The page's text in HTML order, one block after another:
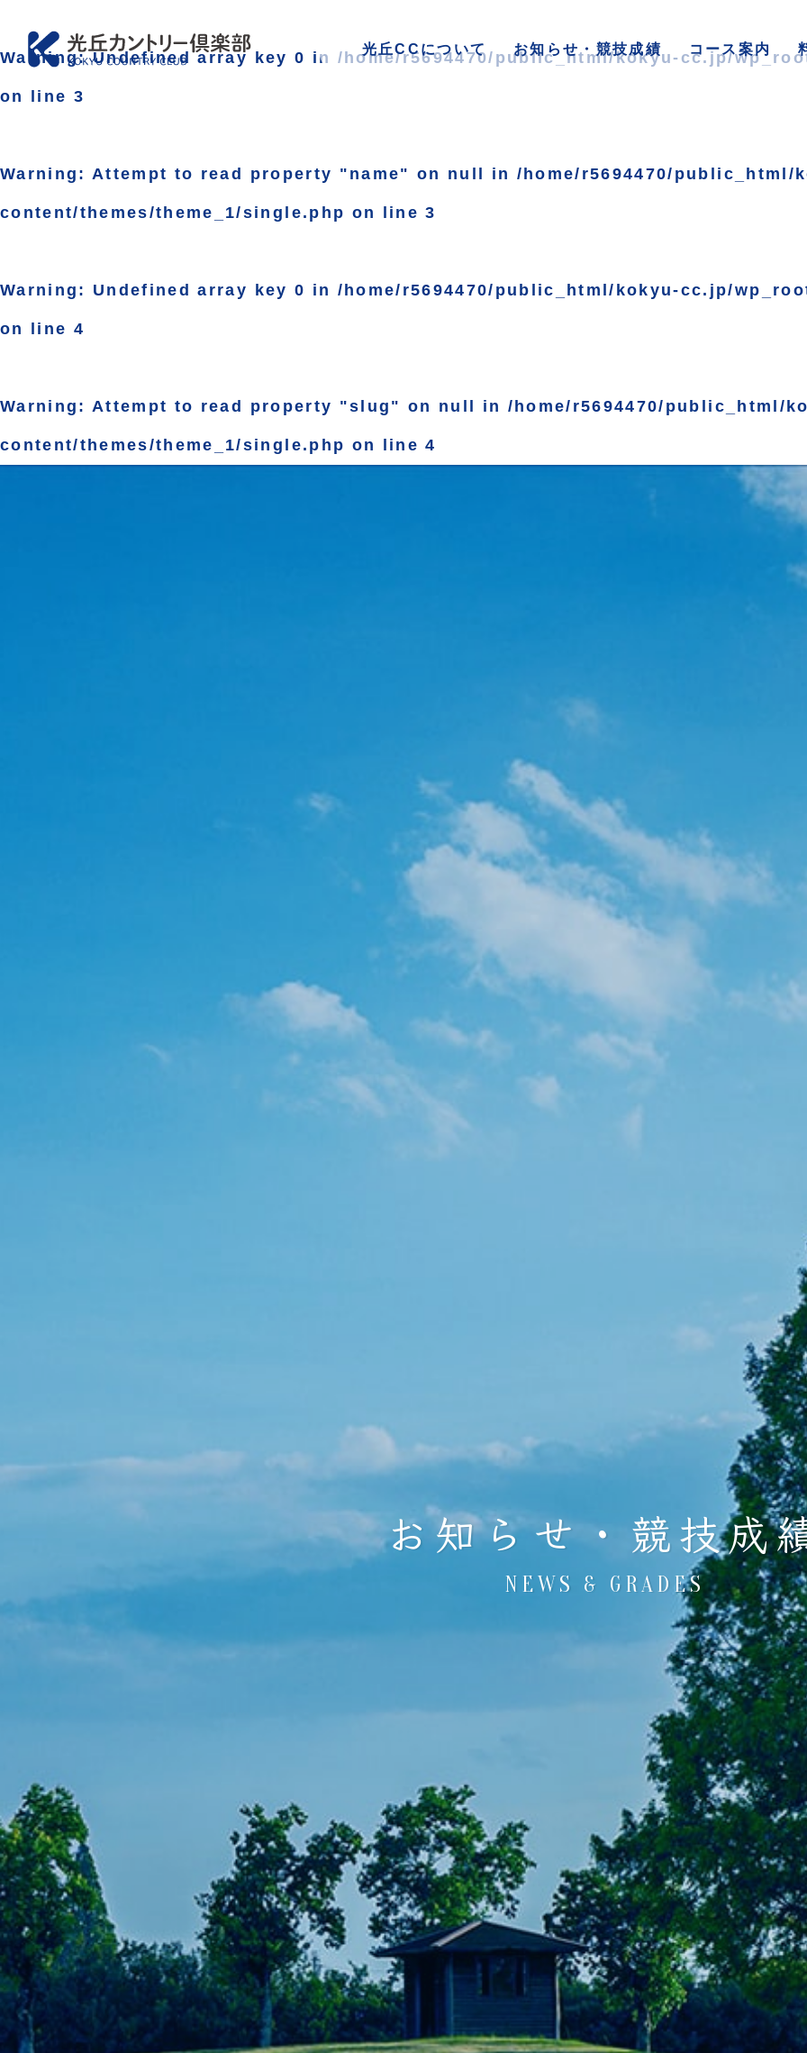
Warning: Undefined array key 0 in /home/r5694470/public_html/kokyu-cc.jp/
on line 3
Warning : Attempt to read property "name" on null in /home/r5694470/
content/themes/theme_1/single.php on line3
Warning : Undefined array key 0 in /home/r5694470/public_html/kokyu-cc.jp/
on line 4
Warning : Attempt to read property "slug" on null in /home/r5694470/public_html/
content/themes/theme_1/single.php on line4
光丘CCについて お知らせ・競技成績 コース案内
お知らせ・競技成
NEWS & GRADES